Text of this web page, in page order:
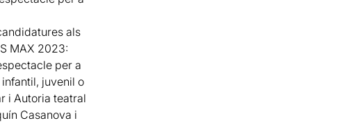
als
MAX 2023:
per a
juvenil o
i Autoria teatral
Casanova i